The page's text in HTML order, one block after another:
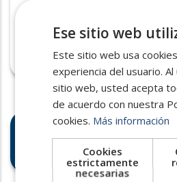
energías renovables y
Contamos con redes
localizar ingenieros
Estrategias de
emocional" ante la
vivienda
Ese sitio web
Este sitio web usa
experiencia del usuario.
sitio web, usted acepta
de acuerdo con nuestra
cookies. Más información
Cookies
estrictamente
necesarias